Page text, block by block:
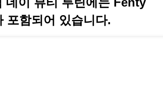
포함되어 있습니다.